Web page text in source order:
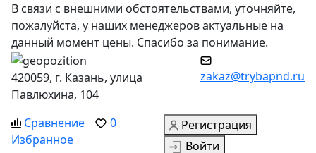
В связи с внешними обстоятельствами, уточняйте,
пожалуйста, у наших менеджеров актуальные на
данный момент цены. Спасибо за понимание.
420059, г. Казань, улица
Павлюхина, 104
zakaz@trybapnd.ru
Сравнение
0
Избранное
Регистрация
Войти